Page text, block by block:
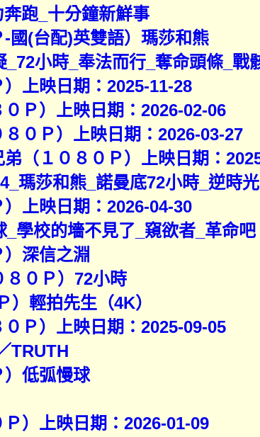
奔跑_十分鐘新鮮事
國(台配)英雙語）瑪莎和熊
_72小時_奉法而行_奪命頭條_戰
上映日期：2025-11-28
Ｐ）上映日期：2026-02-06
０Ｐ）上映日期：2026-03-27
（１０８０Ｐ）上映日期：
瑪莎和熊_諾曼底72小時_逆時
上映日期：2026-04-30
_學校的墻不見了_窺欲者_革命
深信之淵
０Ｐ）72小時
）輕拍先生（4K）
Ｐ）上映日期：2025-09-05
TRUTH
低弧慢球
）上映日期：2026-01-09